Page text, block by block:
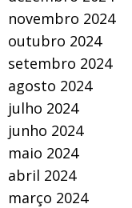
novembro 2024
outubro 2024
setembro 2024
agosto 2024
julho 2024
junho 2024
maio 2024
abril 2024
março 2024